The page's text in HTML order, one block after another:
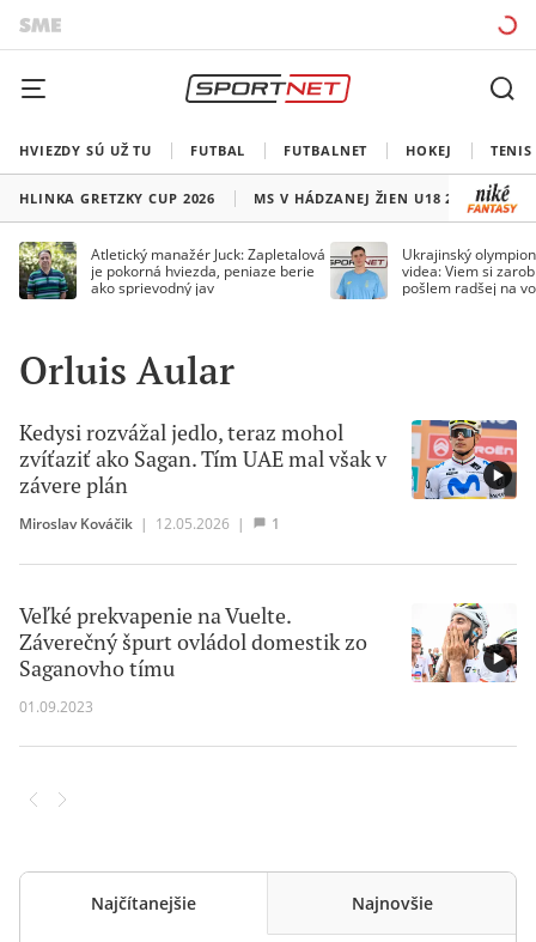
HVIEZDY SÚ UŽ TU FUTBAL FUTBALNET HOKEJ TENIS
HLINKA GRETZKY CUP 2026 MS V HÁDZANEJ ŽIEN U18 2026
Atletický manažér Juck: Zapletalová
je pokorná hviezda, peniaze berie
ako sprievodný jav
Ukrajinský
videa: Viem si
pošlem radšej na
Orluis Aular
Kedysi rozvážal jedlo, teraz mohol
zvíťaziť ako Sagan. Tím UAE mal však v
závere plán
Miroslav Kováčik | 12.05.2026 | 1
Veľké prekvapenie na Vuelte.
Záverečný špurt ovládol domestik zo
Saganovho tímu
01.09.2023
Najčítanejšie Najnovšie